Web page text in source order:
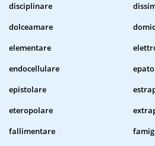
disciplinare
dolceamare
elementare
endocellulare
epistolare
eteropolare
fallimentare